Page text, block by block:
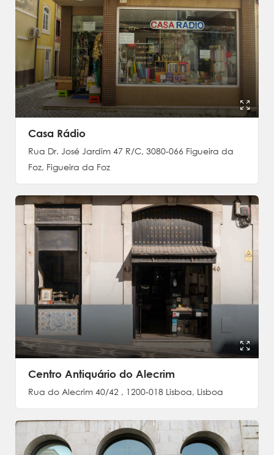
Casa Rádio
Rua Dr. José Jardim 47 R/C, 3080-066 Figueira da
Foz, Figueira da Foz
Centro Antiquário do Alecrim
Rua do Alecrim 40/42 , 1200-018 Lisboa, Lisboa